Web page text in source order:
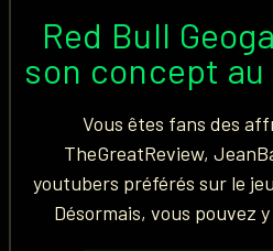
Red Bull
son concept
Vous êtes fans des
TheGreatReview,
youtubers préférés sur le
Désormais, vous pouvez